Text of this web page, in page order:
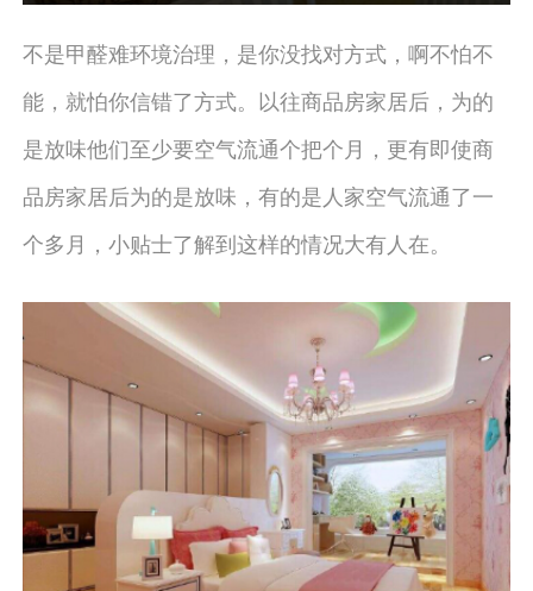
不是甲醛难环境治理，是你没找对方式，啊不怕不
能，就怕你信错了方式。以往商品房家居后，为的
是放味他们至少要空气流通个把个月，更有即使商
品房家居后为的是放味，有的是人家空气流通了一
个多月，小贴士了解到这样的情况大有人在。